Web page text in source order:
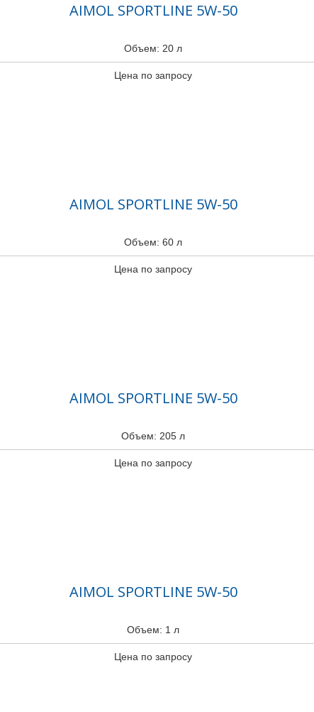
AIMOL SPORTLINE 5W-50
Объем: 20 л
Цена по запросу
AIMOL SPORTLINE 5W-50
Объем: 60 л
Цена по запросу
AIMOL SPORTLINE 5W-50
Объем: 205 л
Цена по запросу
AIMOL SPORTLINE 5W-50
Объем: 1 л
Цена по запросу